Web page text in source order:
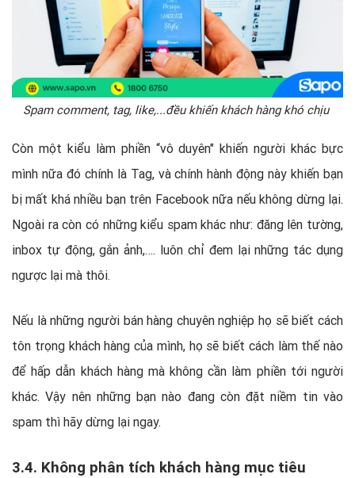
Spam comment, tag, like,...đều khiến khách hàng khó chịu
Còn một kiểu làm phiền “vô duyên" khiến người khác bực
mình nữa đó chính là Tag, và chính hành động này khiến bạn
bị mất khá nhiều bạn trên Facebook nữa nếu không dừng lại.
Ngoài ra còn có những kiểu spam khác như: đăng lên tường,
inbox tự động, gắn ảnh,…. luôn chỉ đem lại những tác dụng
ngược lại mà thôi.
Nếu là những người bán hàng chuyên nghiệp họ sẽ biết cách
tôn trọng khách hàng của mình, họ sẽ biết cách làm thế nào
để hấp dẫn khách hàng mà không cần làm phiền tới người
khác. Vậy nên những bạn nào đang còn đặt niềm tin vào
spam thì hãy dừng lại ngay.
3.4. Không phân tích khách hàng mục tiêu